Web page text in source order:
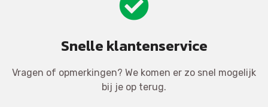
Snelle klantenservice
Vragen of opmerkingen? We komen er zo snel mogelijk
bij je op terug.